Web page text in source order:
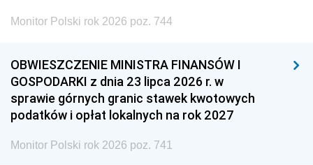
Monitor Polski rok 2026 poz. 744
OBWIESZCZENIE MINISTRA FINANSÓW I
GOSPODARKI z dnia 23 lipca 2026 r. w
sprawie górnych granic stawek kwotowych
podatków i opłat lokalnych na rok 2027
Monitor Polski rok 2026 poz. 741